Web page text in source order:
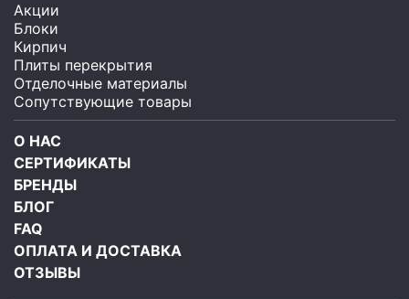
Акции
Блоки
Кирпич
Плиты перекрытия
Отделочные материалы
Сопутствующие товары
О НАС
СЕРТИФИКАТЫ
БРЕНДЫ
БЛОГ
FAQ
ОПЛАТА И ДОСТАВКА
ОТЗЫВЫ